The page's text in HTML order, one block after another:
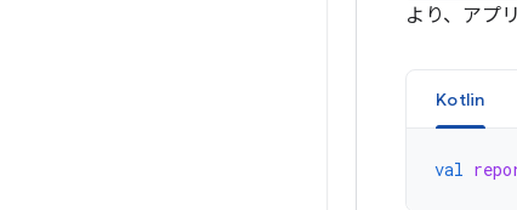
より、アプ
Kotlin
val